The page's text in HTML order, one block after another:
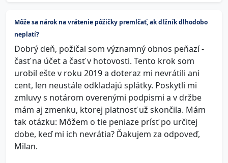
Môže sa nárok na vrátenie pôžičky premlčať, ak dlžník dlhodobo
neplatí?
Dobrý deň, požičal som významný obnos peňazí -
časť na účet a časť v hotovosti. Tento krok som
urobil ešte v roku 2019 a doteraz mi nevrátili ani
cent, len neustále odkladajú splátky. Poskytli mi
zmluvy s notárom overenými podpismi a v držbe
mám aj zmenku, ktorej platnosť už skončila. Mám
tak otázku: Môžem o tie peniaze prísť po určitej
dobe, keď mi ich nevrátia? Ďakujem za odpoveď,
Milan.